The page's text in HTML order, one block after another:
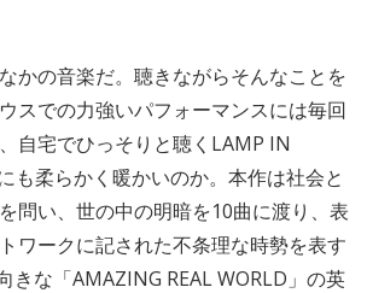
かの音楽だ。聴きながらそんなことを
スでの力強いパフォーマンスには毎回
自宅でひっそりと聴くLAMP IN
も柔らかく暖かいのか。本作は社会と
問い、世の中の明暗を10曲に渡り、表
ワークに記された不条理な時勢を表す
きな「AMAZING REAL WORLD」の英